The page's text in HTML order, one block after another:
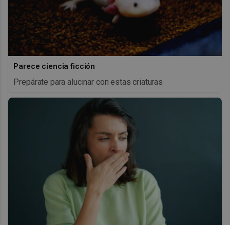
Parece ciencia ficción
Prepárate para alucinar con estas criaturas